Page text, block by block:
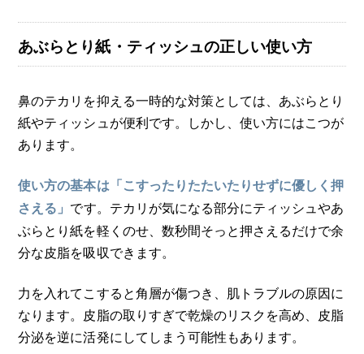
あぶらとり紙・ティッシュの正しい使い方
鼻のテカリを抑える一時的な対策としては、あぶらとり
紙やティッシュが便利です。しかし、使い方にはこつが
あります。
使い方の基本は「こすったりたたいたりせずに優しく押
さえる」 です。テカリが気になる部分にティッシュやあ
ぶらとり紙を軽くのせ、数秒間そっと押さえるだけで余
分な皮脂を吸収できます。
力を入れてこすると角層が傷つき、肌トラブルの原因に
なります。皮脂の取りすぎで乾燥のリスクを高め、皮脂
分泌を逆に活発にしてしまう可能性もあります。